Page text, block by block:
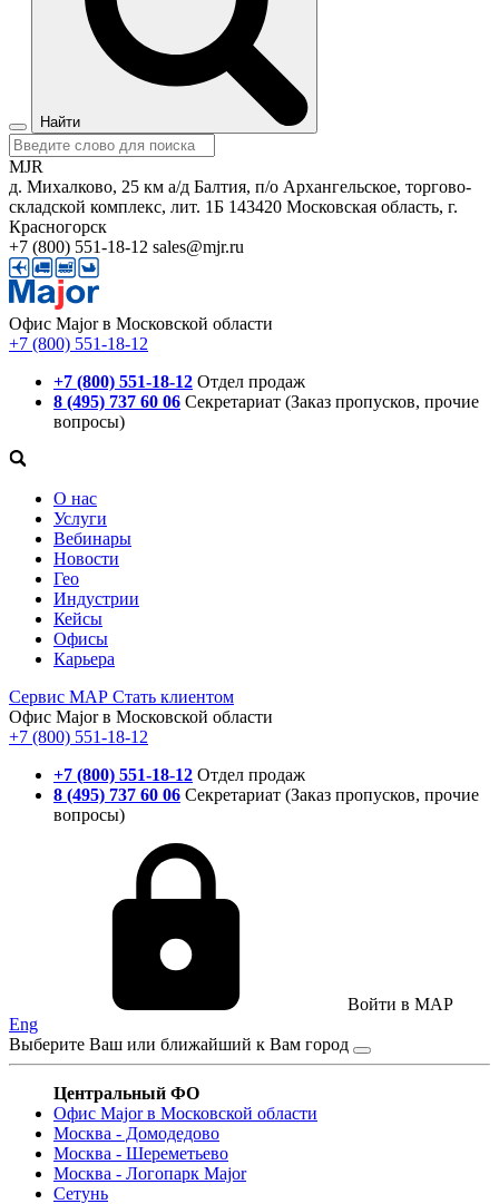
Найти
MJR
д. Михалково, 25 км а/д Балтия, п/о Архангельское, торгово-
складской комплекс, лит. 1Б 143420 Московская область, г.
Красногорск
+7 (800) 551-18-12 sales@mjr.ru
Офис Major в Московской области
+7 (800) 551-18-12
+7 (800) 551-18-12 Отдел продаж
8 (495) 737 60 06 Секретариат (Заказ пропусков, прочие
вопросы)
О нас
Услуги
Вебинары
Новости
Гео
Индустрии
Кейсы
Офисы
Карьера
Сервис МАР Стать клиентом
Офис Major в Московской области
+7 (800) 551-18-12
+7 (800) 551-18-12 Отдел продаж
8 (495) 737 60 06 Секретариат (Заказ пропусков, прочие
вопросы)
Войти в MAP
Eng
Выберите Ваш или ближайший к Вам город
Центральный ФО
Офис Major в Московской области
Москва - Домодедово
Москва - Шереметьево
Москва - Логопарк Major
Сетунь